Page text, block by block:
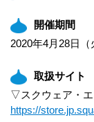
開催期間
2020年4月28日
取扱サイト
▽スクウェア・
https://